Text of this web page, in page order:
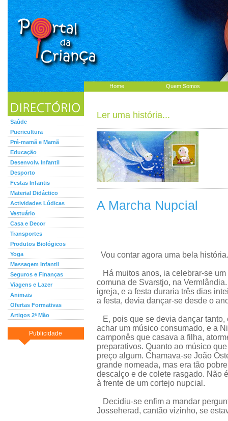
Home Quem Somos
Saúde
Puericultura
Pré-mamã e Mamã
Educação
Desenvolv. Infantil
Desporto
Festas Infantis
Material Didáctico
Actividades Lúdicas
Vestuário
Casa e Decor
Transportes
Produtos Biológicos
Yoga
Massagem Infantil
Seguros e Finanças
Viagens e Lazer
Animais
Ofertas Formativas
Artigos 2ª Mão
Publicidade
Ler uma história...
A Marcha Nupcial
Vou contar agora uma bela história.
Há muitos anos, ia celebrar-se
comuna de Svarstjo, na
igreja, e a festa duraria três dias
a festa, devia dançar-se desde o
E, pois que se devia dançar tanto,
achar um músico consumado, e a
camponês que casava a filha,
preparativos. Quanto ao músico
preço algum. Chamava-se João
grande nomeada, mas era tão
descalço e de colete rasgado. Não
à frente de um cortejo nupcial.
Decidiu-se enfim a mandar
Josseherad, cantão vizinho, se